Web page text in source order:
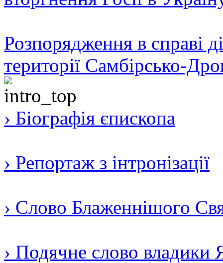
Розпорядження в справі
території Самбірсько-
› Біографія єпископа
› Репортаж з інтронізації
› Слово Блаженнішого
› Подячне слово владики